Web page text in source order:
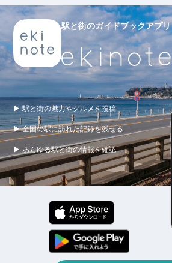
駅と街のガイドブックアプリ
▶ 駅と街の魅力やグルメを投稿
▶ 全国の駅に訪れた記録を残せる
▶ あらゆる駅と街の情報を確認